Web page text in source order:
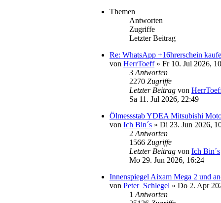
Themen
Antworten
Zugriffe
Letzter Beitrag
Re: WhatsApp +16hrerschein
von HerrToeff» Fr 10. Jul 2026,
3Antworten
2270 Zugriffe
Letzter Beitrag von
Sa 11. Jul 2026, 22:49
Ölmessstab YDEA Mitsubishi
von Ich Bin´s » Di 23. Jun 2026,
2Antworten
1566 Zugriffe
Letzter Beitrag von Ich Bin´s
Mo 29. Jun 2026, 16:24
Innenspiegel Aixam Mega 2 und
von Peter_Schlegel » Do 2. Apr
1Antworten